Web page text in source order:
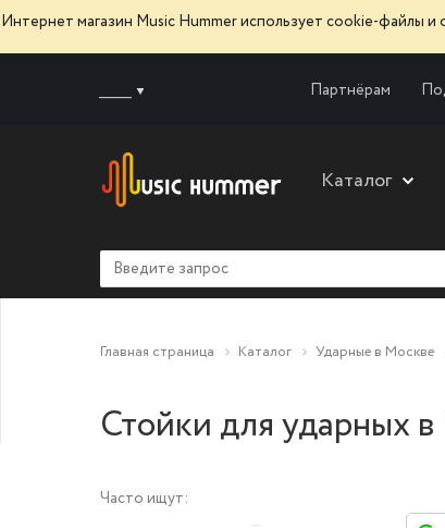
Интернет магазин Music Hummer использует сооkie-файлы
Партнёрам
Каталог
Главная страница Каталог Ударные в Москве
Стойки для ударных
Часто ищут: